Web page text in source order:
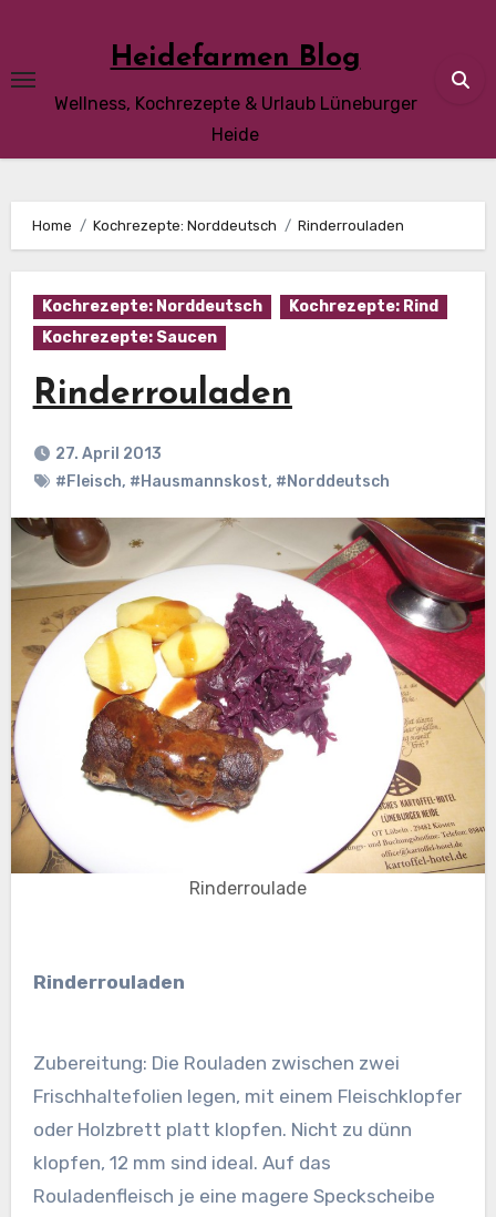
content
Heidefarmen Blog
Wellness, Kochrezepte & Urlaub Lüneburger
Heide
Home Kochrezepte: Norddeutsch Rinderrouladen
Kochrezepte: Norddeutsch
Kochrezepte: Rind
Kochrezepte: Saucen
Rinderrouladen
27. April 2013
#Fleisch, #Hausmannskost, #Norddeutsch
Rinderroulade
Rinderrouladen
Zubereitung: Die Rouladen zwischen zwei
Frischhaltefolien legen, mit einem Fleischklopfer
oder Holzbrett platt klopfen. Nicht zu dünn
klopfen, 12 mm sind ideal. Auf das
Rouladenfleisch je eine magere Speckscheibe